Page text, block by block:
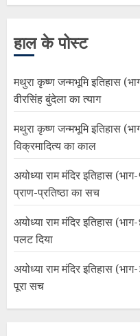
हाल के पोस्ट
मथुरा कृष्ण जन्मभूमि इतिहास
वीरसिंह बुंदेला का त्याग
मथुरा कृष्ण जन्मभूमि इतिहास
विक्रमादित्य का काल
अयोध्या राम मंदिर इतिहास
प्राण-प्रतिष्ठा का सच
अयोध्या राम मंदिर इतिहास
पलट दिया
अयोध्या राम मंदिर इतिहास
पूरा सच